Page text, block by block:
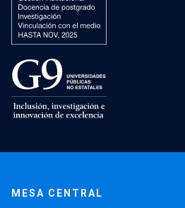
MESA CENTRAL